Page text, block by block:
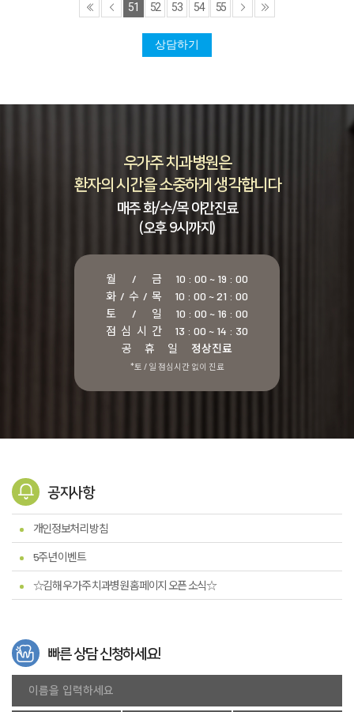
51 52 53 54 55
상담하기
우가주 치과병원은
환자의 시간을 소중하게 생각합니다
매주 화/수/목 야간진료
(오후 9시까지)
월 / 금
10 : 00 ~ 19 : 00
화 / 수 / 목
10 : 00 ~ 21 : 00
토 / 일
10 : 00 ~ 16 : 00
점 심 시 간
13 : 00 ~ 14 : 30
공 휴 일
정상진료
*토 / 일 점심시간 없이 진료
공지사항
개인정보처리 방침
5주년 이벤트
☆김해 우가주 치과병원 홈페이지 오픈 소식☆
빠른 상담 신청하세요!